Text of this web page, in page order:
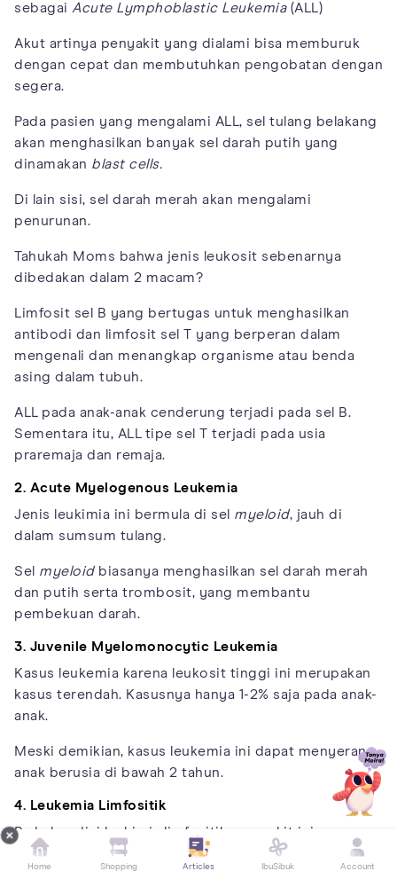
sebagai Acute Lymphoblastic Leukemia(ALL)
Akut artinya penyakit yang dialami bisa memburuk
dengan cepat dan membutuhkan pengobatan dengan
segera.
Pada pasien yang mengalami ALL, sel tulang belakang
akan menghasilkan banyak sel darah putih yang
dinamakan blast cells.
Di lain sisi, sel darah merah akan mengalami
penurunan.
Tahukah Moms bahwa jenis leukosit sebenarnya
dibedakan dalam 2 macam?
Limfosit sel B yang bertugas untuk menghasilkan
antibodi dan limfosit sel T yang berperan dalam
mengenali dan menangkap organisme atau benda
asing dalam tubuh.
ALL pada anak-anak cenderung terjadi pada sel B.
Sementara itu, ALL tipe sel T terjadi pada usia
praremaja dan remaja.
2. Acute Myelogenous Leukemia
Jenis leukimia ini bermula di sel myeloid, jauh di
dalam sumsum tulang.
Sel myeloidbiasanya menghasilkan sel darah merah
dan putih serta trombosit, yang membantu
pembekuan darah.
3. Juvenile Myelomonocytic Leukemia
Kasus leukemia karena leukosit tinggi ini merupakan
kasus terendah. Kasusnya hanya 1-2% saja pada anak-
anak.
Meski demikian, kasus leukemia ini dapat menyerang
anak berusia di bawah 2 tahun.
4. Leukemia Limfositik
Pada kondisi leukimia limfositik, penyakit ini
mempengaruhi sel limfoid, yang membentuk jaringan
getah bening sistem kekebalan di seluruh tubuh.
Home Shopping Articles IbuSibuk Account